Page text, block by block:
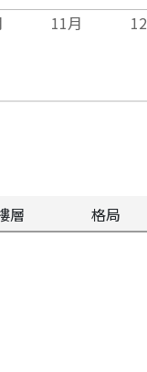
11月 12
層 格局